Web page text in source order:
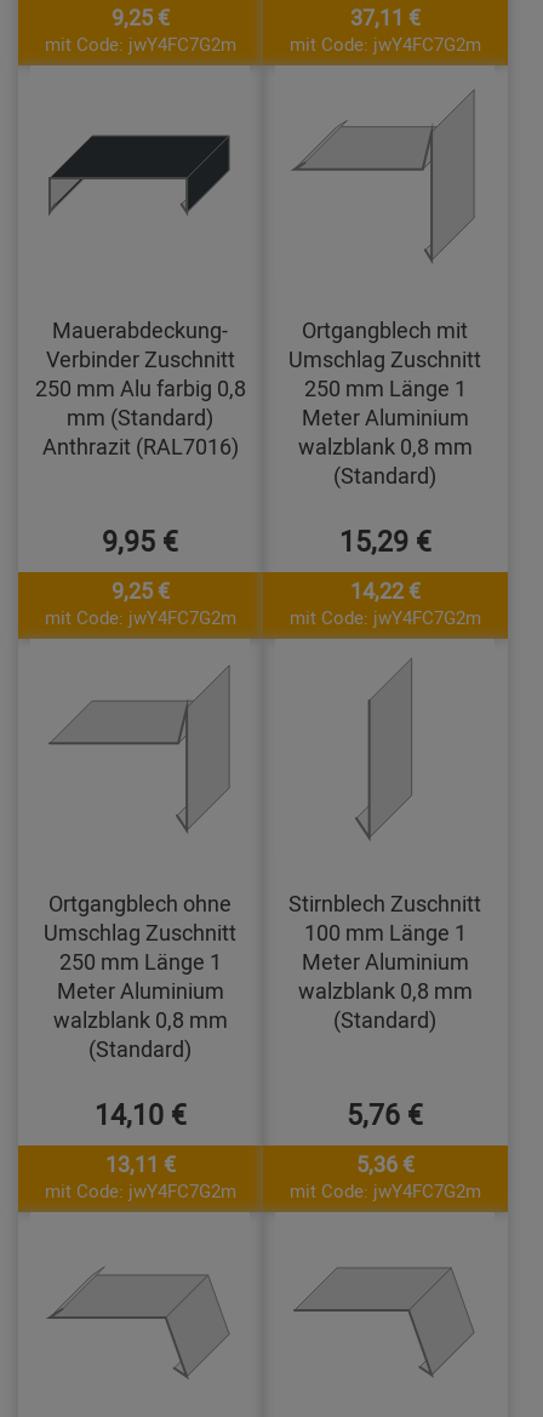
9,25 €
mit Code: jwY4FC7G2m
37,11 €
mit Code: jwY4FC7G2m
Mauerabdeckung-
Verbinder Zuschnitt
250 mm Alu farbig 0,8
mm (Standard)
Anthrazit (RAL7016)
9,95 €
9,25 €
mit Code: jwY4FC7G2m
Ortgangblech mit
Umschlag Zuschnitt
250 mm Länge 1
Meter Aluminium
walzblank 0,8 mm
(Standard)
15,29 €
14,22 €
mit Code: jwY4FC7G2m
Ortgangblech ohne
Umschlag Zuschnitt
250 mm Länge 1
Meter Aluminium
walzblank 0,8 mm
(Standard)
14,10 €
13,11 €
mit Code: jwY4FC7G2m
Stirnblech Zuschnitt
100 mm Länge 1
Meter Aluminium
walzblank 0,8 mm
(Standard)
5,76 €
5,36 €
mit Code: jwY4FC7G2m